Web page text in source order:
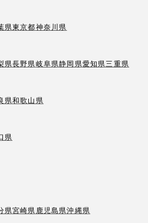
県東京都神奈川県
県長野県岐阜県静岡県愛知県三重県
県和歌山県
県
県宮崎県 鹿児島県沖縄県